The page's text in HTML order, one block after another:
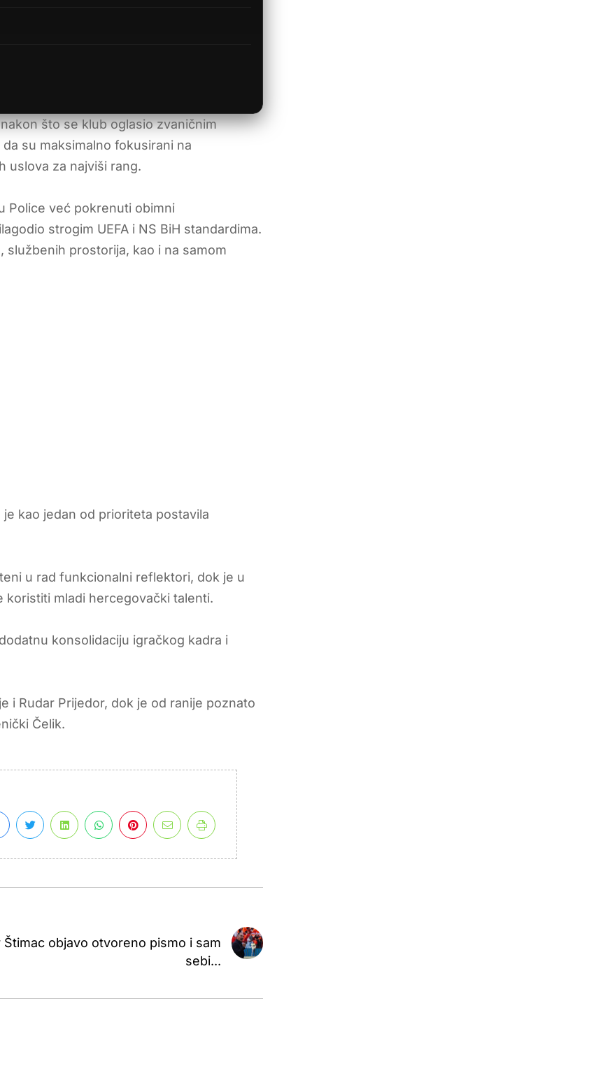
što se klub oglasio zvaničnim
su maksimalno fokusirani na
uslova za najviši rang.
Police već pokrenuti obimni
strogim UEFA i NS BiH standardima.
prostorija, kao i na samom
kao jedan od prioriteta postavila
u rad funkcionalni reflektori, dok je u
mladi hercegovački talenti.
konsolidaciju igračkog kadra i
i Rudar Prijedor, dok je od ranije poznato
Čelik.
Štimac objavo otvoreno pismo i sam
sebi...